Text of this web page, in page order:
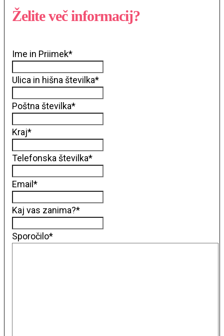
Želite več informacij?
Ime in Priimek*
Ulica in hišna številka*
Poštna številka*
Kraj*
Telefonska številka*
Email*
Kaj vas zanima?*
Sporočilo*